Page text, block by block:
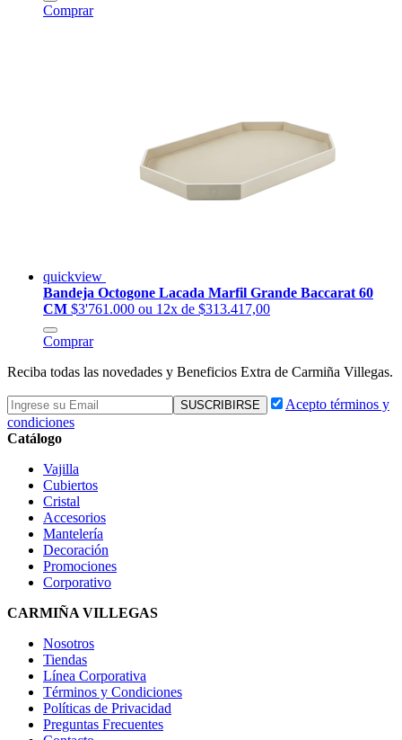
Comprar
quickview
Bandeja Octogone Lacada Marfil Grande Baccarat 60
CM $3'761.000 ou 12x de $313.417,00
Comprar
Reciba todas las novedades y Beneficios Extra de Carmiña Villegas.
Acepto términos y
condiciones
Catálogo
Vajilla
Cubiertos
Cristal
Accesorios
Mantelería
Decoración
Promociones
Corporativo
CARMIÑA VILLEGAS
Nosotros
Tiendas
Línea Corporativa
Términos y Condiciones
Políticas de Privacidad
Preguntas Frecuentes